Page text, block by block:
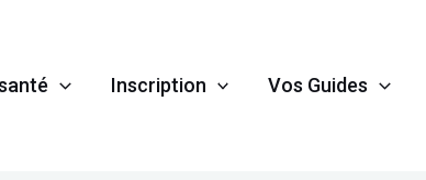
Inscription Vos Guides